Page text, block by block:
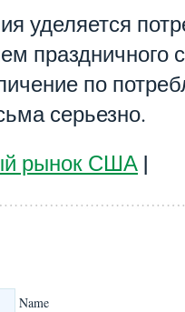
уделяется
праздничного
по
серьезно.
рынок США |
Name